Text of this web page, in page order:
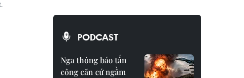
PODCAST
Nga thông báo tấn
công căn cứ ngầm